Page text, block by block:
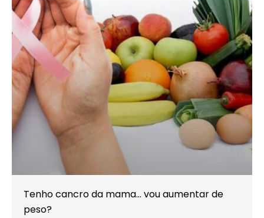
Tenho cancro da mama… vou aumentar de
peso?